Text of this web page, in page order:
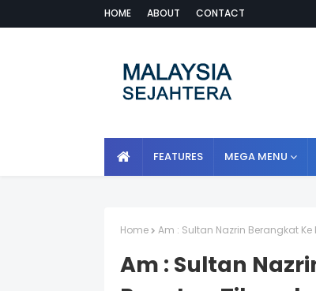
HOME ABOUT CONTACT
FEATURES MEGA MENU
Home Am : Sultan Nazrin Berangkat
Am : Sultan